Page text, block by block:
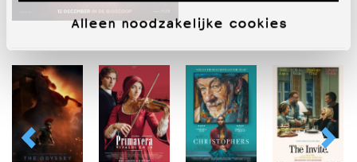
Alleen noodzakelijke cookies